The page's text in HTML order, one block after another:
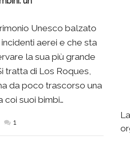
Unesco balzato
aerei e che sta
la sua più grande
tratta di Los Roques,
da poco trascorso una
coi suoi bimbi…
1